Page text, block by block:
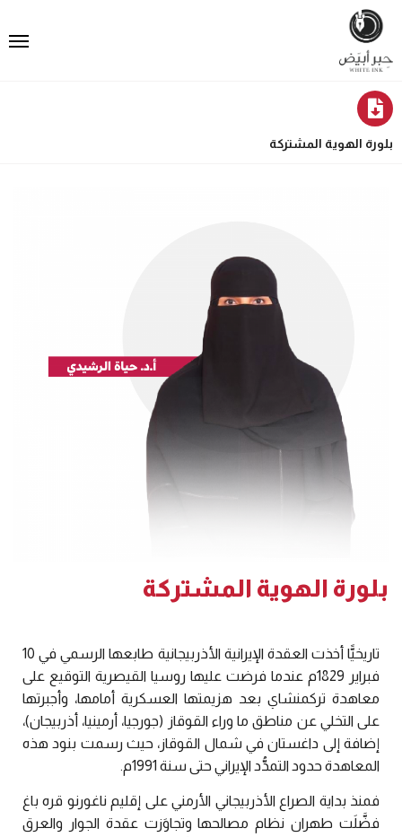
بلورة الهوية المشتركة
بلورة الهوية المشتركة
تاريخيًّا أخذت العقدة الإيرانية الأذربيجانية طابعها الرسمي في 10
فبراير 1829م عندما فرضت عليها روسيا القيصرية التوقيع على
معاهدة تركمنشاي بعد هزيمتها العسكرية أمامها، وأجبرتها
على التخلي عن مناطق ما وراء القوقاز (جورجيا، أرمينيا، أذربيجان)،
إضافة إلى داغستان في شمال القوقاز، حيث رسمت بنود هذه
المعاهدة حدود التمدُّد الإيراني حتى سنة 1991م.
فمنذ بداية الصراع الأذربيجاني الأرمني على إقليم ناغورنو قره باغ
فضَّلَت طهران نظام مصالحها وتجاوَزت عقدة الجوار والعرق